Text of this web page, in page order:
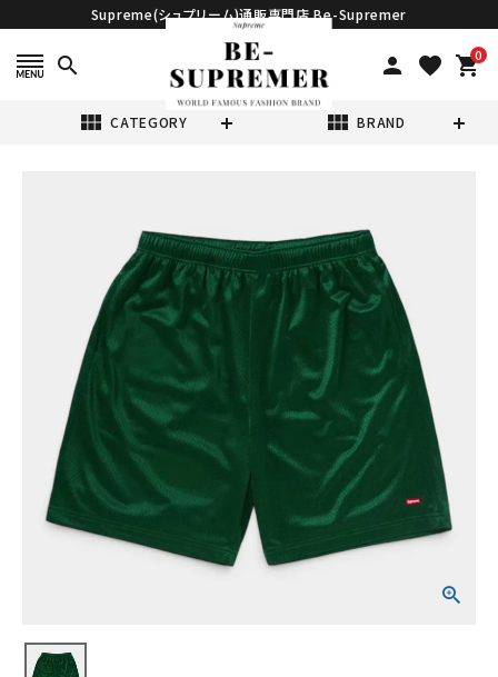
Supreme(シュプリーム)通販専門店 Be-Supremer
search person favorite 0
shopping_cart
view_module CATEGORY view_module BRAND
Supreme シュプ
リーム 2026SS
Small Box
Baggy Mesh
Short スモール
ボックス バギーメ
ッシュショーツ グ
¥32,980 (税込)
NEW ITEMS
Tシャツ・ロングスリーブ